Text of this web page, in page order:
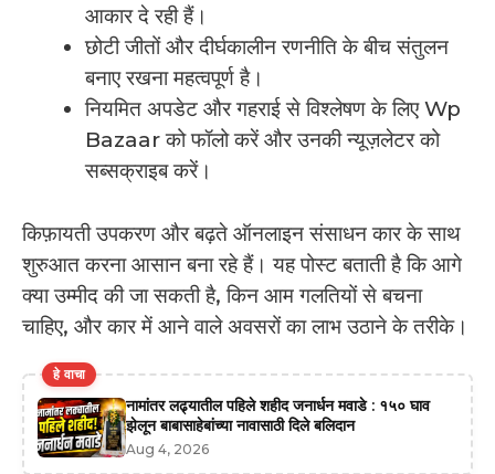
आकार दे रही हैं।
छोटी जीतों और दीर्घकालीन रणनीति के बीच संतुलन
बनाए रखना महत्वपूर्ण है।
नियमित अपडेट और गहराई से विश्लेषण के लिए Wp
Bazaar को फॉलो करें और उनकी न्यूज़लेटर को
सब्सक्राइब करें।
किफ़ायती उपकरण और बढ़ते ऑनलाइन संसाधन कार के साथ
शुरुआत करना आसान बना रहे हैं। यह पोस्ट बताती है कि आगे
क्या उम्मीद की जा सकती है, किन आम गलतियों से बचना
चाहिए, और कार में आने वाले अवसरों का लाभ उठाने के तरीके।
हे वाचा
नामांतर लढ्यातील पहिले शहीद जनार्धन मवाडे : १५० घाव
झेलून बाबासाहेबांच्या नावासाठी दिले बलिदान
Aug 4, 2026